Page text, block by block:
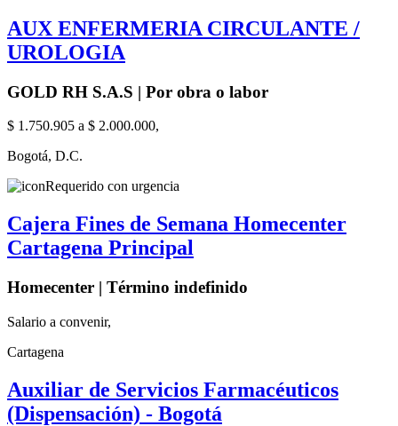
AUX ENFERMERIA CIRCULANTE /
UROLOGIA
GOLD RH S.A.S | Por obra o labor
$ 1.750.905 a $ 2.000.000,
Bogotá, D.C.
Requerido con urgencia
Cajera Fines de Semana Homecenter
Cartagena Principal
Homecenter | Término indefinido
Salario a convenir,
Cartagena
Auxiliar de Servicios Farmacéuticos
(Dispensación) - Bogotá